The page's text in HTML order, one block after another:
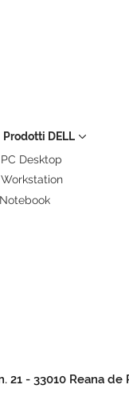
Prodotti DELL
PC Desktop
Workstation
Notebook
- 33010 Reana